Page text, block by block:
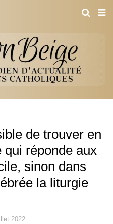
de trouver en
qui réponde aux
sinon dans
la liturgie
2022